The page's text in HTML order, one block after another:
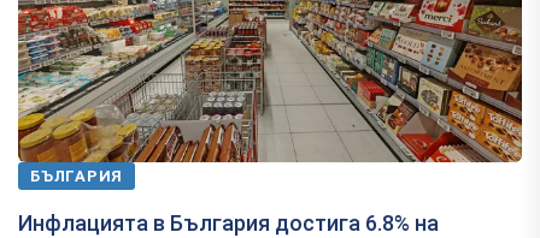
БЪЛГАРИЯ
Инфлацията в България достига 6.8% на